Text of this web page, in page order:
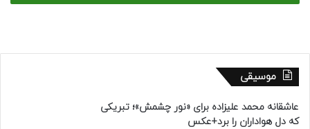
موسیقی
عاشقانه محمد علیزاده برای «نور چشمش»؛ تبریکی
که دل هواداران را برد+عکس